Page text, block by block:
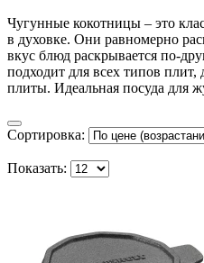
Чугунные кокотницы – это
в духовке. Они равномерно
вкус блюд раскрывается по-
подходит для всех типов
плиты. Идеальная посуда для
Сортировка:
Показать: